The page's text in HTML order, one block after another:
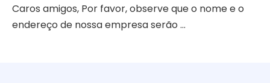
Caros amigos, Por favor, observe que o nome e o
endereço de nossa empresa serão ...